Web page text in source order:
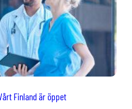
Finland är öppet